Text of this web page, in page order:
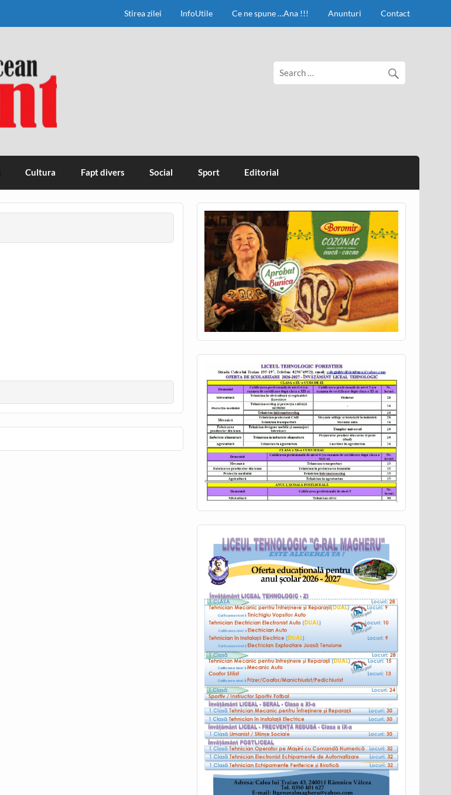
Stirea zilei InfoUtile Ce ne spune …Ana !!! Anunturi Contact
Cultura Fapt divers Social Sport Editorial